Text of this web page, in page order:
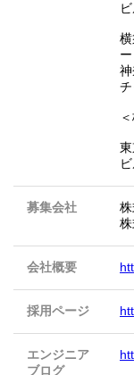
ー
募集会社
会社概要
採用ページ
エンジニア
ブログ